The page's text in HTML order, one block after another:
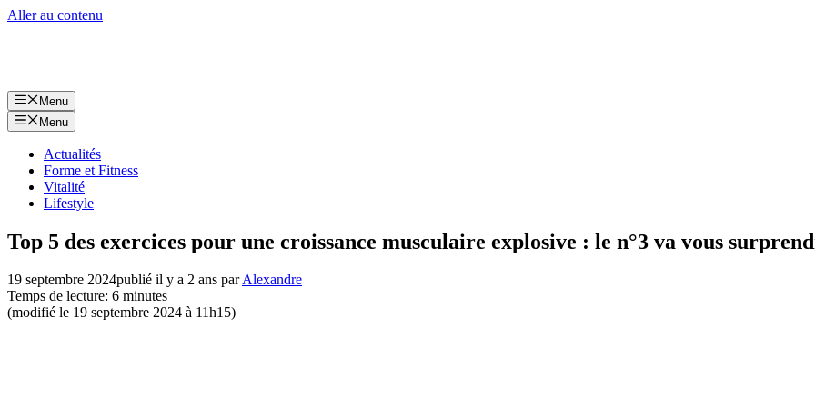
Aller au contenu
Menu
Menu
Actualités
Forme et Fitness
Vitalité
Lifestyle
Top 5 des exercices pour une croissance musculaire explosive : le n°3 va vous
19 septembre 2024publié il y a 2 ans parAlexandre
Temps de lecture: 6 minutes
(modifié le 19 septembre 2024 à 11h15)